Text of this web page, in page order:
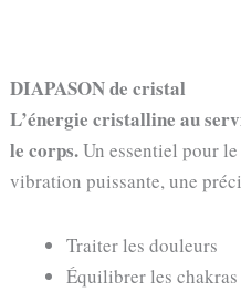
DIAPASON de cristal
L’énergie cristalline au
le corps.Un essentiel pour
vibration puissante, une
Traiter les douleurs
Équilibrer les